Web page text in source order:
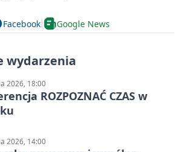
Facebook Google News
wydarzenia
2026, 18:00
ROZPOZNAĆ CZAS w
2026, 14:00